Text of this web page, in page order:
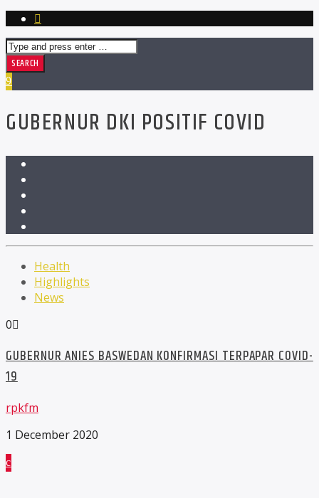
GUBERNUR DKI POSITIF COVID
Health
Highlights
News
0
GUBERNUR ANIES BASWEDAN KONFIRMASI TERPAPAR COVID-
19
rpkfm
1 December 2020